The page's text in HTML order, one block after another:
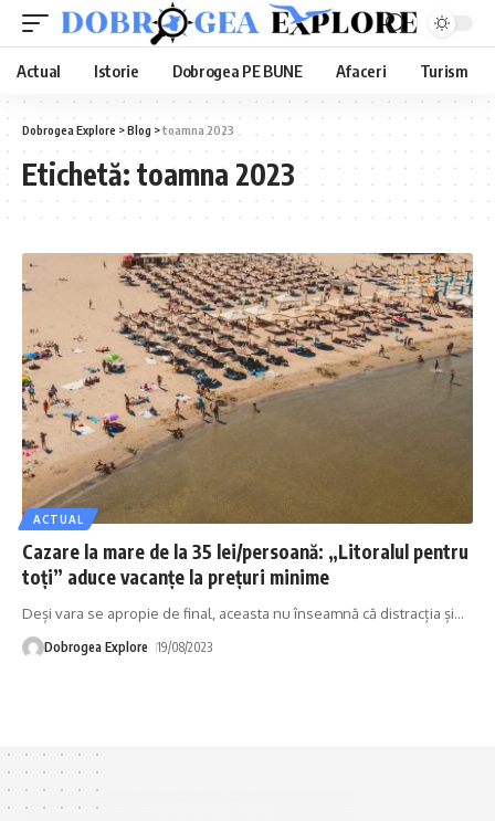
Actual Istorie Dobrogea PE BUNE Afaceri Turism
Dobrogea Explore >Blog >toamna 2023
Etichetă: toamna 2023
ACTUAL
Cazare la mare de la 35 lei/persoană: „Litoralul pentru
toți” aduce vacanțe la prețuri minime
Deși vara se apropie de final, aceasta nu înseamnă că distracția și…
Dobrogea Explore 19/08/2023